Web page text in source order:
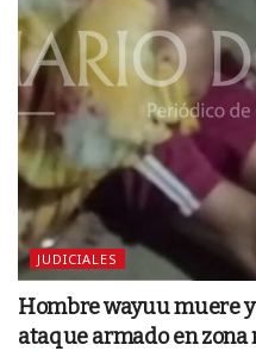
JUDICIALES
Hombre wayuu muere
ataque armado en zona